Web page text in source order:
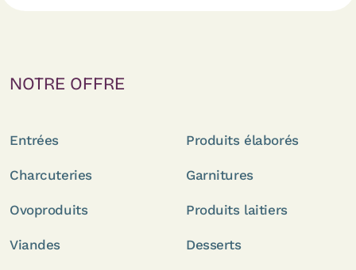
NOTRE OFFRE
Entrées
Charcuteries
Ovoproduits
Viandes
Produits élaborés
Garnitures
Produits laitiers
Desserts